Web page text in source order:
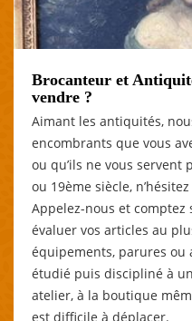
Brocanteur et
vendre ?
Aimant les antiquités,
encombrants que vous
ou qu’ils ne vous servent
ou 19ème siècle,
Appelez-nous et
évaluer vos articles au
équipements, parures ou
étudié puis discipliné à
atelier, à la boutique
est difficile à déplacer.